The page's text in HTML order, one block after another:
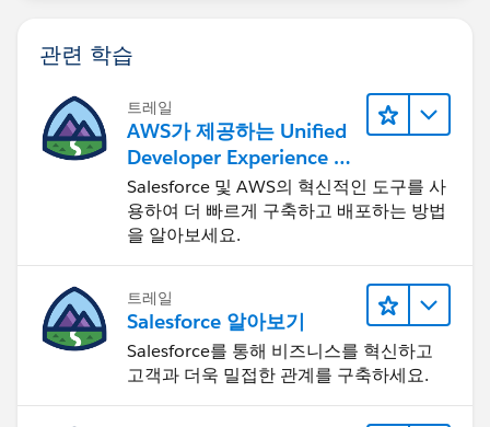
관련 학습
트레일
AWS가 제공하는 Unified
Developer Experience 둘
러보기
Salesforce 및 AWS의 혁신적인 도구를 사
용하여 더 빠르게 구축하고 배포하는 방법
을 알아보세요.
트레일
Salesforce 알아보기
Salesforce를 통해 비즈니스를 혁신하고
고객과 더욱 밀접한 관계를 구축하세요.